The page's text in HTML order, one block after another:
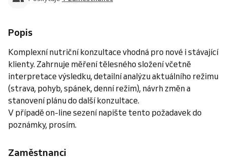
Popis
Komplexní nutriční konzultace vhodná pro nové i stávající
klienty. Zahrnuje měření tělesného složení včetně
interpretace výsledku, detailní analýzu aktuálního režimu
(strava, pohyb, spánek, denní režim), návrh změn a
stanovení plánu do další konzultace.
V případě on-line sezení napište tento požadavek do
poznámky, prosím.
Zaměstnanci